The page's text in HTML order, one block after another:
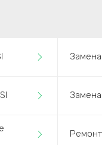
Замена
Ремонт